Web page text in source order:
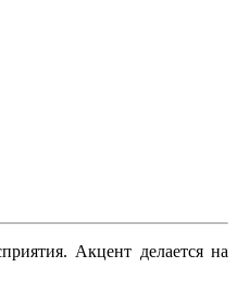
Акцент делается на